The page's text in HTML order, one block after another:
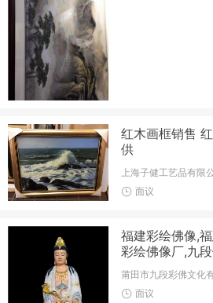
红木画框销售
供
上海子健工艺品有限
面议
福建彩绘佛像,
彩绘佛像厂,九
莆田市九段彩佛文化
面议